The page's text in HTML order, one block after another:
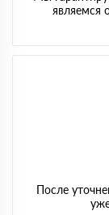
являемся
После